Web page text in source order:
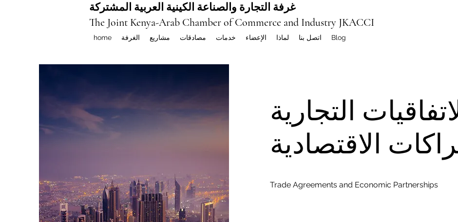
غرفة التجارة والصناعة الكينية العربية المشتركة
The Joint Kenya-Arab Chamber of Commerce and Industry JKACCI
home الغرفة مشاريع مصادقات خدمات الإعضاء لماذا اتصل بنا Blog
التجارية
الاقتصادية
Trade Agreements and Economic Partnerships